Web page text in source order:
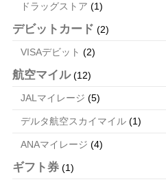
ドラッグストア (1)
デビットカード (2)
VISAデビット (2)
航空マイル(12)
JALマイレージ (5)
デルタ航空スカイマイル(1)
ANAマイレージ (4)
ギフト券(1)